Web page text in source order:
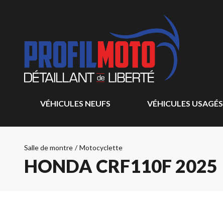
VÉHICULES NEUFS VÉHICULES USAGÉS
Salle de montre / Motocyclette
HONDA CRF110F 2025